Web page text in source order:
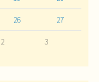
26 27
2 3